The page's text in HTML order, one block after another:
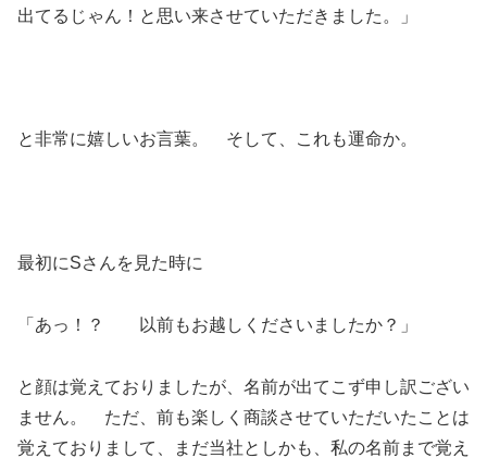
出てるじゃん！と思い来させていただきました。」
と非常に嬉しいお言葉。 そして、これも運命か。
最初にSさんを見た時に
「あっ！？ 以前もお越しくださいましたか？」
と顔は覚えておりましたが、名前が出てこず申し訳ござい
ません。 ただ、前も楽しく商談させていただいたことは
覚えておりまして、まだ当社としかも、私の名前まで覚え